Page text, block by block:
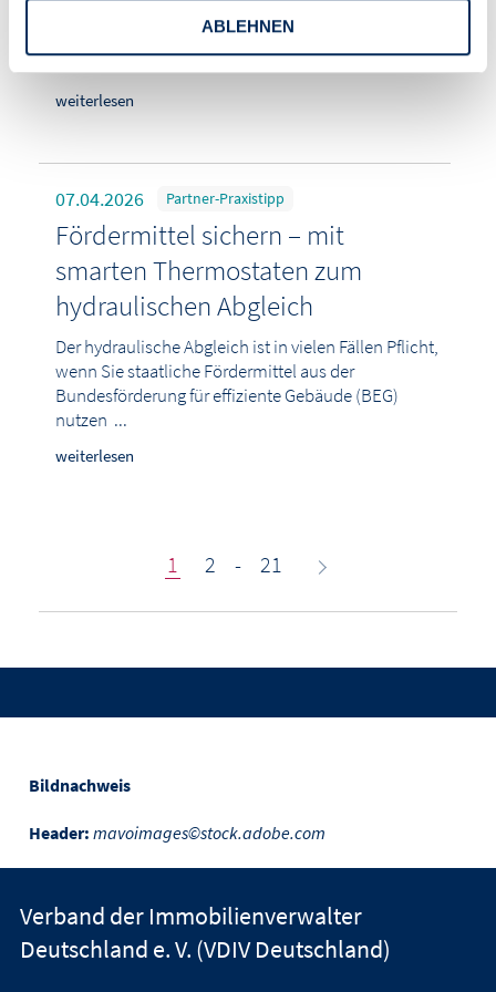
ABLEHNEN
eigentliche Aufwand beginnt danach. Denn für
Hausverwaltungen zählt nicht das einzelne Gerät,
sondern ...
weiterlesen
07.04.2026 Partner-Praxistipp
Fördermittel sichern – mit
smarten Thermostaten zum
hydraulischen Abgleich
Der hydraulische Abgleich ist in vielen Fällen Pflicht,
wenn Sie staatliche Fördermittel aus der
Bundesförderung für effiziente Gebäude (BEG)
nutzen ...
weiterlesen
1 2 - 21
Bildnachweis
Header: mavoimages©stock.adobe.com
Verband der Immobilienverwalter
Deutschland e. V. (VDIV Deutschland)